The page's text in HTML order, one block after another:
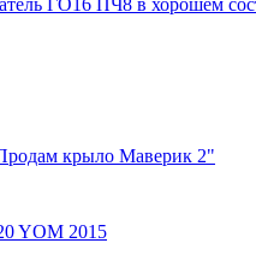
крыло Маверик 2"
YOM 2015